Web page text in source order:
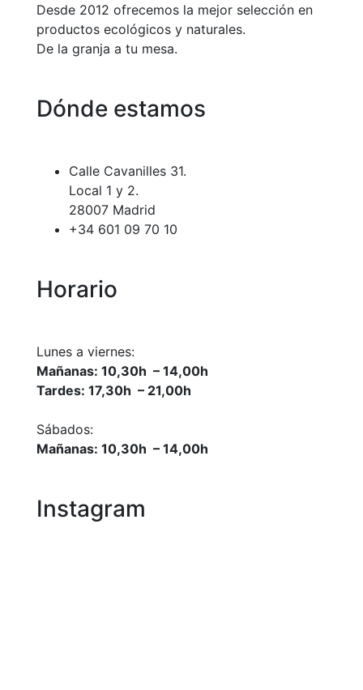
Desde 2012 ofrecemos la mejor selección en
productos ecológicos y naturales.
De la granja a tu mesa.
Dónde estamos
Calle Cavanilles 31.
Local 1 y 2.
28007 Madrid
+34 601 09 70 10
Horario
Lunes a viernes:
Mañanas: 10,30h – 14,00h
Tardes: 17,30h – 21,00h
Sábados:
Mañanas: 10,30h – 14,00h
Instagram